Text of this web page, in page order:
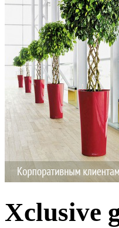
Xclusive